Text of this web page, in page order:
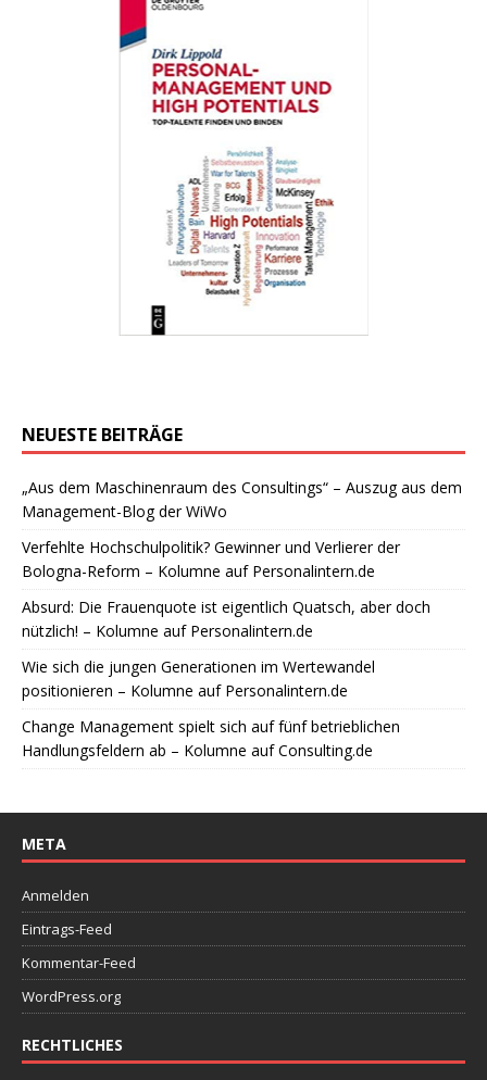
NEUESTE BEITRÄGE
„Aus dem Maschinenraum des Consultings“ – Auszug aus dem
Management-Blog der WiWo
Verfehlte Hochschulpolitik? Gewinner und Verlierer der
Bologna-Reform – Kolumne auf Personalintern.de
Absurd: Die Frauenquote ist eigentlich Quatsch, aber doch
nützlich! – Kolumne auf Personalintern.de
Wie sich die jungen Generationen im Wertewandel
positionieren – Kolumne auf Personalintern.de
Change Management spielt sich auf fünf betrieblichen
Handlungsfeldern ab – Kolumne auf Consulting.de
META
Anmelden
Eintrags-Feed
Kommentar-Feed
WordPress.org
RECHTLICHES